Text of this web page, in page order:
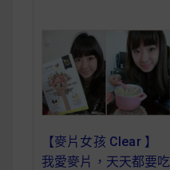
【麥片女孩 Clear 】
我愛麥片，天天都要吃